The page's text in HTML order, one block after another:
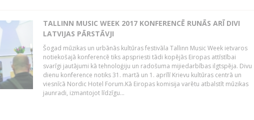
TALLINN MUSIC WEEK 2017 KONFERENCĒ RUNĀS ARĪ DIVI
LATVIJAS PĀRSTĀVJI
Šogad mūzikas un urbānās kultūras festivāla Tallinn Music Week ietvaros
notiekošajā konferencē tiks apspriesti tādi kopējās Eiropas attīstībai
svarīgi jautājumi kā tehnoloģiju un radošuma mijiedarbības ilgtspēja. Divu
dienu konference notiks 31. martā un 1. aprīlī Krievu kultūras centrā un
viesnīcā Nordic Hotel Forum.Kā Eiropas komisija varētu atbalstīt mūzikas
jaunradi, izmantojot līdzīgu...